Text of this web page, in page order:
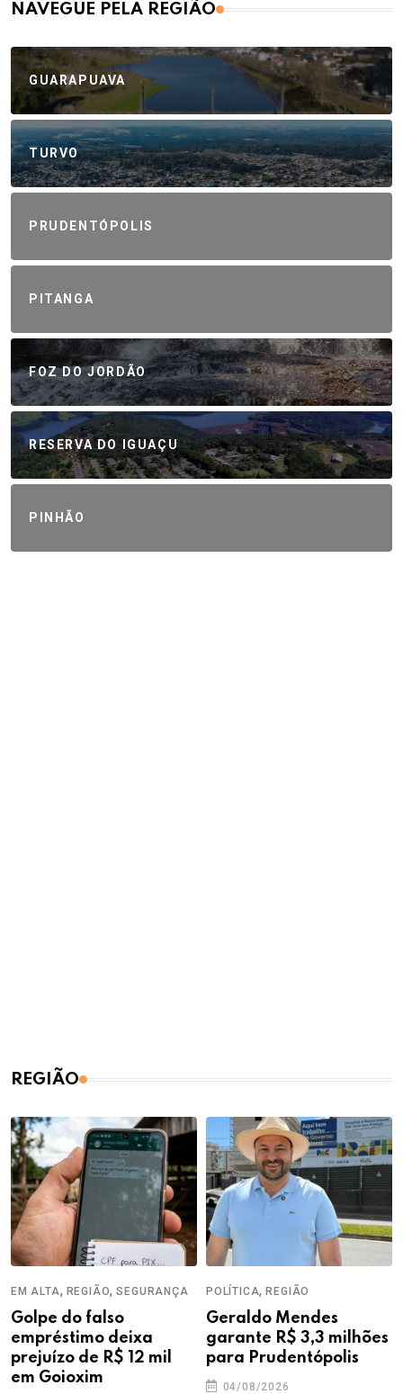
NAVEGUE PELA REGIÃO
GUARAPUAVA
TURVO
PRUDENTÓPOLIS
PITANGA
FOZ DO JORDÃO
RESERVA DO IGUAÇU
PINHÃO
REGIÃO
EM ALTA, REGIÃO,SEGURANÇA
Golpe do falso
empréstimo deixa
prejuízo de R$ 12 mil
em Goioxim
POLÍTICA,REGIÃO
Geraldo Mendes
garante R$ 3,3 milhões
para Prudentópolis
04/08/2026